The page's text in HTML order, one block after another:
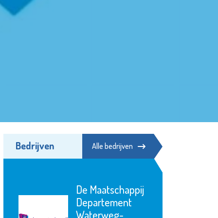
Bedrijven Alle bedrijven
De Maatschappij
Departement
Waterweg-